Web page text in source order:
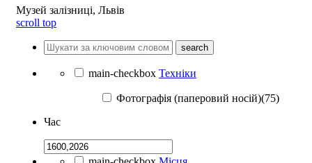
Музей залізниці, Львів
scroll top
search
main-checkbox Техніки
Фотографія (паперовий носій)(75)
Час